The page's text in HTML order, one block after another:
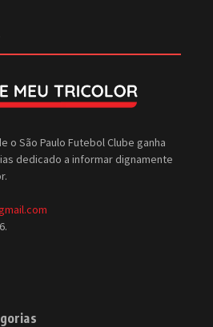
o São Paulo Futebol Clube ganha
dedicado a informar dignamente